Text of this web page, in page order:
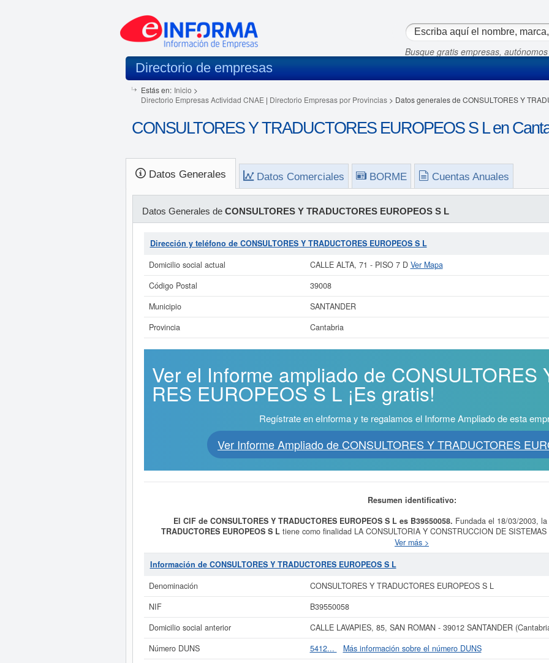
Busque gratis empresas,
Directorio de empresas
Estás en: Inicio >
Directorio Empresas Actividad CNAE | Directorio Empresas por Provincias> Datos generales de CONSULTORES Y
CONSULTORES Y TRADUCTORES EUROPEOS S L en
Datos Generales Datos Comerciales BORME Cuentas Anuales
Datos Generales de CONSULTORES Y TRADUCTORES EUROPEOS S L
Dirección y teléfono de CONSULTORES Y TRADUCTORES EUROPEOS S L
Domicilio social actual
CALLE ALTA, 71 - PISO 7 D Ver Mapa
Código Postal
39008
Municipio
SANTANDER
Provincia
Cantabria
Ver el Informe ampliado de CONSULTORES
RES EUROPEOS S L ¡Es gratis!
Regístrate en eInforma y te regalamos el Informe Ampliado de esta
Ver Informe Ampliado de CONSULTORES Y TRADUCTORES
Resumen identificativo:
El CIF de CONSULTORES Y TRADUCTORES EUROPEOS S L es B39550058. Fundada el 18/03/2003,
TRADUCTORES EUROPEOS S Ltiene como finalidad LA CONSULTORIA Y CONSTRUCCION DE
INDUSTRIAL Y GRAFICO; ETC . Su categoría CNAE es 7430 - Actividades de traducción e interpretación. La
Internacional de Clasificación de empresas corresponde al número 73899953.CONSULTORES Y
total de 21 consultas. Su última consulta se ha producido el 24/04/2025. Puede consultar las posibles
Mercantil de Cantabria.
Si está interesado en conocer más datos de la empresa CONSULTORES Y TRADUCTORES EUROPEOS S L
Informe ampliado
de CONSULTORES Y TRADUCTORES EUROPEOS S L y consultar los resultados de sus
cuentas de resultados disponibles.
La última actualización del informe de empresa se ha realizado el 03/08/2026.
Ver más >
Información de CONSULTORES Y TRADUCTORES EUROPEOS S L
Denominación
CONSULTORES Y TRADUCTORES EUROPEOS S L
NIF
B39550058
Domicilio social anterior
CALLE LAVAPIES, 85, SAN ROMAN - 39012 SANTANDER
Número DUNS
5412...
Más información sobre el número DUNS